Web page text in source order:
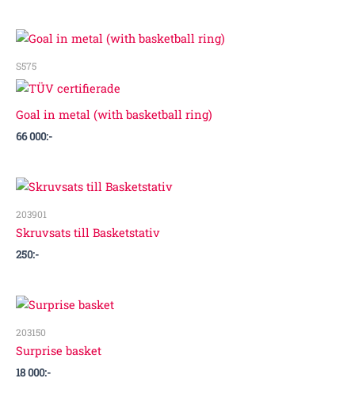
S575
Goal in metal (with basketball ring)
66 000:-
203901
Skruvsats till Basketstativ
250:-
203150
Surprise basket
18 000:-